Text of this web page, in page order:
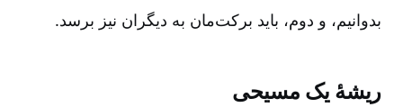
بدوانیم، و دوم، باید برکت‌مان به دیگران نیز برسد.
ریشۀ یک مسیحی